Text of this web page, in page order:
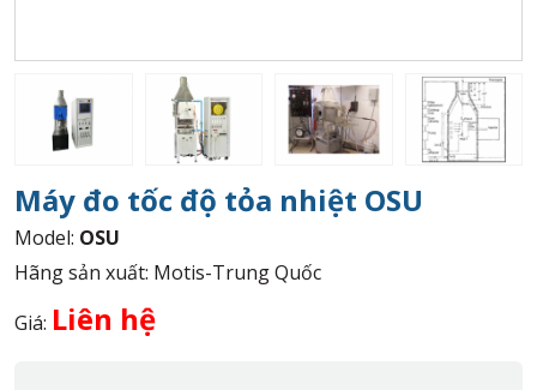
Máy đo tốc độ tỏa nhiệt OSU
Model: OSU
Hãng sản xuất: Motis-Trung Quốc
Giá: Liên hệ